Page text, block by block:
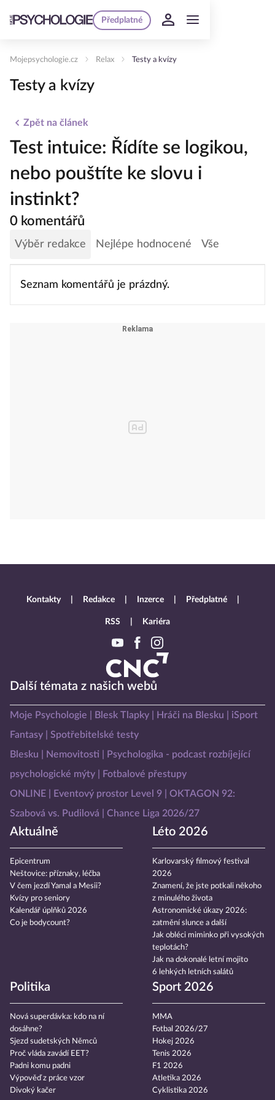
Předplatné
Mojepsychologie.cz Relax Testy a kvízy
Testy a kvízy
Zpět na článek
Test intuice: Řídíte se logikou,
nebo pouštíte ke slovu i
instinkt?
0 komentářů
Výběr redakce Nejlépe hodnocené Vše
Seznam komentářů je prázdný.
Další témata z našich webů
Moje Psychologie Blesk Tlapky Hráči na Blesku
iSport
Fantasy
Spotřebitelské testy
Blesku
Nemovitosti
Psychologika - podcast rozbíjející
psychologické mýty
Fotbalové přestupy
ONLINE
Eventový prostor Level 9
OKTAGON 92:
Szabová vs. Pudilová
Chance Liga 2026/27
Aktuálně
Epicentrum
Neštovice: příznaky, léčba
V čem jezdí Yamal a Mesii?
Kvízy pro seniory
Kalendář úplňků 2026
Co je bodycount?
Léto 2026
Karlovarský filmový festival
2026
Znamení, že jste potkali někoho
z minulého života
Astronomické úkazy 2026:
zatmění slunce a další
Jak obléci miminko při vysokých
teplotách?
Jak na dokonalé letní mojito
6 lehkých letních salátů
Politika
Nová superdávka: kdo na ní
dosáhne?
Sjezd sudetských Němců
Proč vláda zavádí EET?
Padni komu padni
Výpověď z práce vzor
Divoký kačer
Sport 2026
MMA
Fotbal 2026/27
Hokej 2026
Tenis 2026
F1 2026
Atletika 2026
Cyklistika 2026
Kontakty Redakce Inzerce Předplatné
RSS Kariéra